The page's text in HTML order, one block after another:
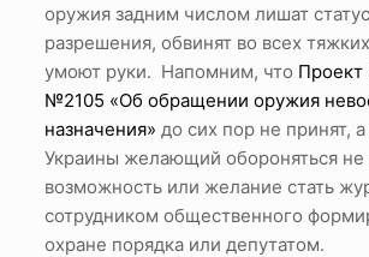
оружия задним числом лишат
разрешения, обвинят во всех
умоют руки. Напомним, что Проект
№2105 «Об обращении оружия
назначения» до сих пор не принят,
Украины желающий обороняться не
возможность или желание стать
сотрудником общественного
охране порядка или депутатом.